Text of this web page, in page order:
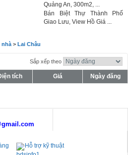
Quảng An, 300m2, ...
Bán Biệt Thự Thành Phố
Giao Lưu, View Hồ Giá ...
nhà > Lai Châu
Sắp xếp theo
tích Giá Ngày đăng
Hỗ trợ kỹ thuật